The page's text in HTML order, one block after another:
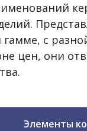
гамме, с
цен, они
Элементы